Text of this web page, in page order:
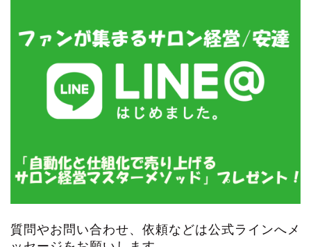
質問やお問い合わせ、依頼などは公式ラインへメ